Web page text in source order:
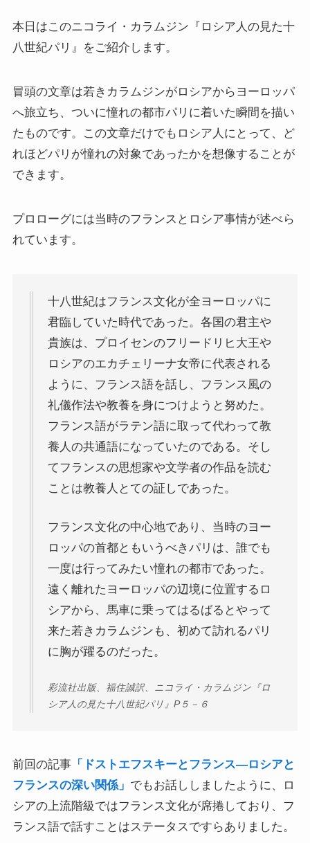
ボスニア紛争とルワンダ虐殺の悲劇～冷戦後の国際
紛争
マルクス・エンゲルス研究
マルクスは宗教的な現象か
マルクス・エンゲルスの生涯と思想背景
ディストピア・SF小説から考える現代社会
三島由紀夫と日本文学
ロシアの偉大な作家プーシキン・ゴーゴリ
ロシアの巨人トルストイ
ロシアの文豪ツルゲーネフ
ロシアの大作家チェーホフの名作たち
ニーチェとドストエフスキー
愛すべき遍歴の騎士ドン・キホーテ
フランス文学と歴史・文化
『レ・ミゼラブル』をもっと楽しむために
名作の宝庫・シェイクスピア
蜷川幸雄と現代演劇
本日はこのニコライ・カラムジン『ロシア人の見た十
八世紀パリ』をご紹介します。
冒頭の文章は若きカラムジンがロシアからヨーロッパ
へ旅立ち、ついに憧れの都市パリに着いた瞬間を描い
たものです。この文章だけでもロシア人にとって、ど
れほどパリが憧れの対象であったかを想像することが
できます。
プロローグには当時のフランスとロシア事情が述べら
れています。
十八世紀はフランス文化が全ヨーロッパに
君臨していた時代であった。各国の君主や
貴族は、プロイセンのフリードリヒ大王や
ロシアのエカチェリーナ女帝に代表される
ように、フランス語を話し、フランス風の
礼儀作法や教養を身につけようと努めた。
フランス語がラテン語に取って代わって教
養人の共通語になっていたのである。そし
てフランスの思想家や文学者の作品を読む
ことは教養人とての証しであった。
フランス文化の中心地であり、当時のヨー
ロッパの首都ともいうべきパリは、誰でも
一度は行ってみたい憧れの都市であった。
遠く離れたヨーロッパの辺境に位置するロ
シアから、馬車に乗ってはるばるとやって
来た若きカラムジンも、初めて訪れるパリ
に胸が躍るのだった。
彩流社出版、福住誠訳、ニコライ・カラムジン『ロ
シア人の見た十八世紀パリ』P５－６
前回の記事「ドストエフスキーとフランス―ロシアと
フランスの深い関係」 でもお話ししましたように、ロ
シアの上流階級ではフランス文化が席捲しており、フ
ランス語で話すことはステータスですらありました。